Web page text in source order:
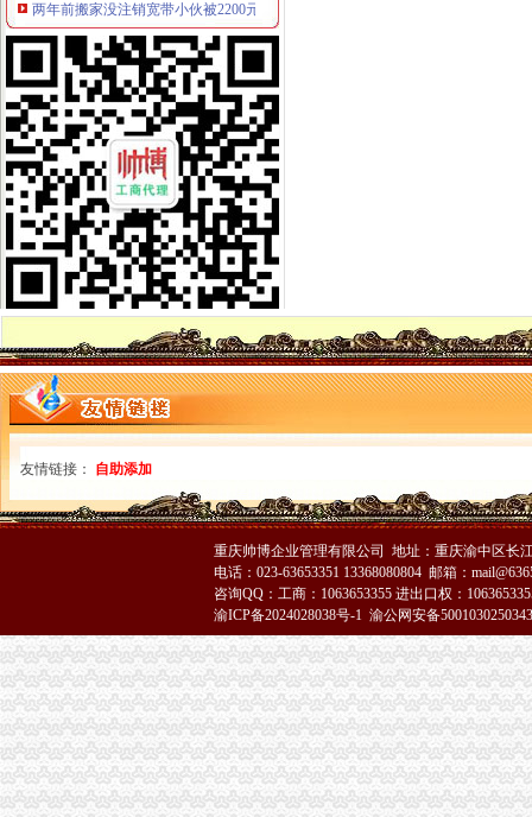
[公告]涪陵榨菜：关于注销下属子公司贵州省山盐酸菜有限公司的公
四川九寨沟地震重庆旅游业无损取消3日内订单-滚动-时政频道-中工网
代理注销分公司
江西泛华保险代理南康分公司等10机构代理业务被注销-保险论坛-金融
【办理公司注销十年代理经验简单快捷税务非正常】-海淀北洼路易登网
公司注销_注销公司-【上海注销公司代理服务中心】_专业、诚信
代办注销分公司
【图】代办北京市公司注销,吊销公司注销,税务疑难注销-北京海淀
广州公司注销流程_广州公司注销费用_广州公司简易注销_广州注销公
赣州代办工商注册,公司注册代理,赣州公司注销流程【今日推荐网-
分公司营业执照注销
快捷晋江注销公司,价晋江注销公司营业执照—晋江市—快点8分类
呈贡县代办执照注销的公司|代办有限公司营业执照-代办执照_【公司注
北京公司怎么注销公司注销营业执照注销流程费用-民生广告网
重庆注销税务
甘南公司注册_甘南内资公司注册_甘南外资公司注册-甘南易登网
正青禾财务,专业的财务外包服务提供业的财务外包服务提供商常年财
【税务经理/主管,南宏邦汽贸集团招聘】-南赶集网
重庆注销分公司
涪陵分公司注销_重庆工商注册_重庆列表网
东方锆业和平分公司被批准注销-财经频道-金融界
三星N719（宽带+手机）电信版手机_三星N719（宽带+手机）怎么样_
中国公布8大新闻敲诈典型案件8名记者被注销记者证_新闻中心_中国网
全许办文件--产品质量监督司
工商动态
全市代理注销分公司区县局信用信息化岗位大练抽考和竞赛正式开考
永川区出台实施品牌战略措施
市重庆注销分公司局高印平副巡视员到渝北局检查指导工作
云局四项措施及早抓好节前食品市代办注销分公司场监管
市重庆注销分公司局召开企业个体工商户代表座谈会
璧山局大路工商所“七七防”分公司营业执照注销杜绝“三”
友情链接： 自助添加
重庆帅博企业管理有限公司 地址：重庆渝中区长
电话：023-63653351 13368080804 邮箱：
咨询QQ：工商：1063653355 进出口权：
渝ICP备2024028038号-1 渝公网安备